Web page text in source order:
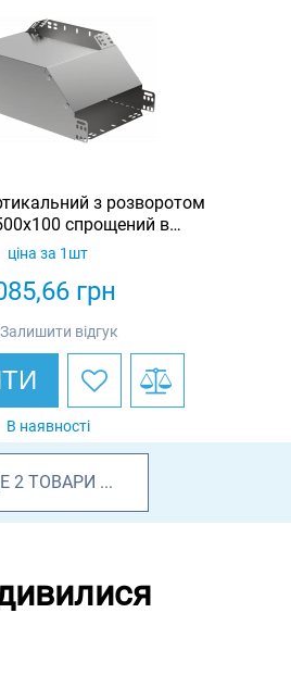
з розворотом
спрощений в
з кришкою IEK
грн
ціна за 1шт
Залишити відгук
В наявності
2 ТОВАРИ ...